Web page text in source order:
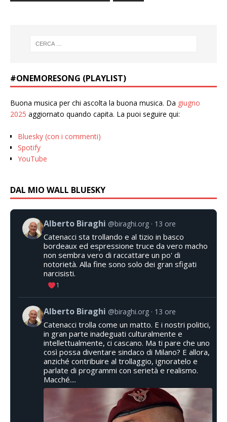
#ONEMORESONG (PLAYLIST)
Buona musica per chi ascolta la buona musica. Da giugno
2025 aggiornato quando capita. La puoi seguire qui:
Bluesky (con i commenti)
Spotify
YouTube
DAL MIO WALL BLUESKY
Alberto Biraghi @biraghi.org 13 ore
Catenacci sta trollando e al tizio in basco
bordeaux ed espressione truce da vero macho
non sembra vero di raccattare un po' di
notorietà. Alla fine sono solo dei gran sfigati
narcisisti.
1
Alberto Biraghi @biraghi.org 13 ore
Catenacci trolla come un matto. E i nostri politici,
in gran parte inadeguati culturalmente e
intellettualmente, ci cascano. Ma ti pare che uno
così possa diventare sindaco di Milano? E allora,
anziché contribuire al trollaggio, ignoratelo e
parlate di programmi con serietà e realismo.
Macché....